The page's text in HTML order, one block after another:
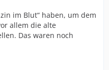
im Blut“ haben, um dem
allem die alte
Das waren noch